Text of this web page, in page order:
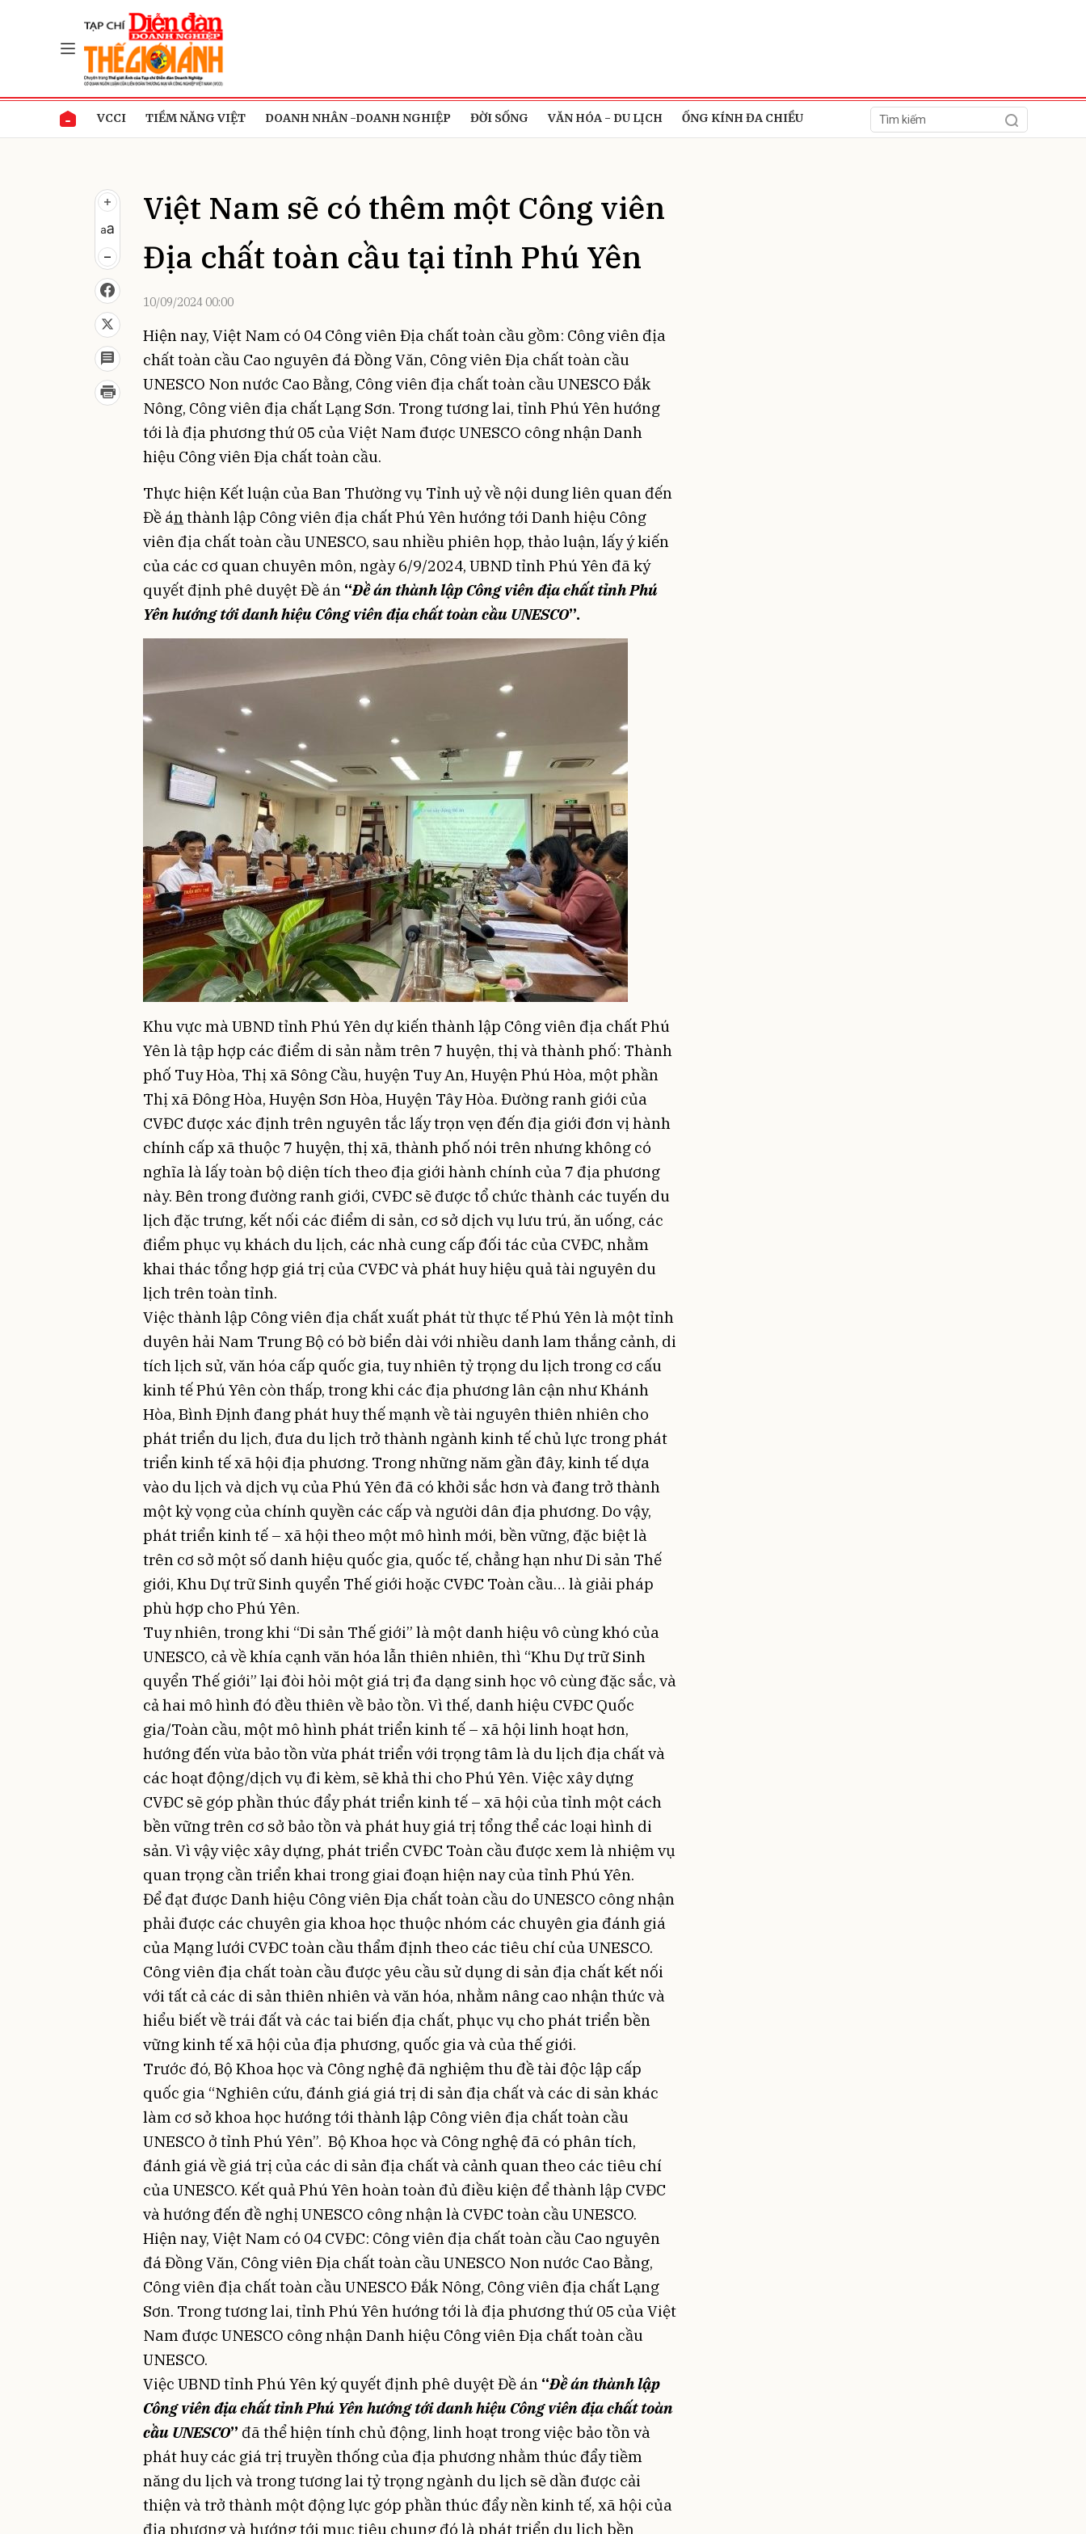
VCCI TIỀM NĂNG VIỆT DOANH NHÂN -DOANH NGHIỆP ĐỜI SỐNG VĂN HÓA - DU LỊCH ỐNG KÍNH ĐA CHIỀU
Việt Nam sẽ có thêm một Công viên
Địa chất toàn cầu tại tỉnh Phú Yên
10/09/2024 00:00
Hiện nay, Việt Nam có 04 Công viên Địa chất toàn cầu gồm: Công viên địa
chất toàn cầu Cao nguyên đá Đồng Văn, Công viên Địa chất toàn cầu
UNESCO Non nước Cao Bằng, Công viên địa chất toàn cầu UNESCO Đắk
Nông, Công viên địa chất Lạng Sơn. Trong tương lai, tỉnh Phú Yên hướng
tới là địa phương thứ 05 của Việt Nam được UNESCO công nhận Danh
hiệu Công viên Địa chất toàn cầu.
Thực hiện Kết luận của Ban Thường vụ Tỉnh uỷ về nội dung liên quan đến
Đề ánthành lập Công viên địa chất Phú Yên hướng tới Danh hiệu Công
viên địa chất toàn cầu UNESCO, sau nhiều phiên họp, thảo luận, lấy ý kiến
của các cơ quan chuyên môn, ngày 6/9/2024, UBND tỉnh Phú Yên đã ký
quyết định phê duyệt Đề án “Đề án thành lập Công viên địa chất tỉnh Phú
Yên hướng tới danh hiệu Công viên địa chất toàn cầu UNESCO”.
Khu vực mà UBND tỉnh Phú Yên dự kiến thành lập Công viên địa chất Phú
Yên là tập hợp các điểm di sản nằm trên 7 huyện, thị và thành phố: Thành
phố Tuy Hòa, Thị xã Sông Cầu, huyện Tuy An, Huyện Phú Hòa, một phần
Thị xã Đông Hòa, Huyện Sơn Hòa, Huyện Tây Hòa. Đường ranh giới của
CVĐC được xác định trên nguyên tắc lấy trọn vẹn đến địa giới đơn vị hành
chính cấp xã thuộc 7 huyện, thị xã, thành phố nói trên nhưng không có
nghĩa là lấy toàn bộ diện tích theo địa giới hành chính của 7 địa phương
này. Bên trong đường ranh giới, CVĐC sẽ được tổ chức thành các tuyến du
lịch đặc trưng, kết nối các điểm di sản, cơ sở dịch vụ lưu trú, ăn uống, các
điểm phục vụ khách du lịch, các nhà cung cấp đối tác của CVĐC, nhằm
khai thác tổng hợp giá trị của CVĐC và phát huy hiệu quả tài nguyên du
lịch trên toàn tỉnh.
Việc thành lập Công viên địa chất xuất phát từ thực tế Phú Yên là một tỉnh
duyên hải Nam Trung Bộ có bờ biển dài với nhiều danh lam thắng cảnh, di
tích lịch sử, văn hóa cấp quốc gia, tuy nhiên tỷ trọng du lịch trong cơ cấu
kinh tế Phú Yên còn thấp, trong khi các địa phương lân cận như Khánh
Hòa, Bình Định đang phát huy thế mạnh về tài nguyên thiên nhiên cho
phát triển du lịch, đưa du lịch trở thành ngành kinh tế chủ lực trong phát
triển kinh tế xã hội địa phương. Trong những năm gần đây, kinh tế dựa
vào du lịch và dịch vụ của Phú Yên đã có khởi sắc hơn và đang trở thành
một kỳ vọng của chính quyền các cấp và người dân địa phương. Do vậy,
phát triển kinh tế – xã hội theo một mô hình mới, bền vững, đặc biệt là
trên cơ sở một số danh hiệu quốc gia, quốc tế, chẳng hạn như Di sản Thế
giới, Khu Dự trữ Sinh quyển Thế giới hoặc CVĐC Toàn cầu… là giải pháp
phù hợp cho Phú Yên.
Tuy nhiên, trong khi “Di sản Thế giới” là một danh hiệu vô cùng khó của
UNESCO, cả về khía cạnh văn hóa lẫn thiên nhiên, thì “Khu Dự trữ Sinh
quyển Thế giới” lại đòi hỏi một giá trị đa dạng sinh học vô cùng đặc sắc, và
cả hai mô hình đó đều thiên về bảo tồn. Vì thế, danh hiệu CVĐC Quốc
gia/Toàn cầu, một mô hình phát triển kinh tế – xã hội linh hoạt hơn,
hướng đến vừa bảo tồn vừa phát triển với trọng tâm là du lịch địa chất và
các hoạt động/dịch vụ đi kèm, sẽ khả thi cho Phú Yên. Việc xây dựng
CVĐC sẽ góp phần thúc đẩy phát triển kinh tế – xã hội của tỉnh một cách
bền vững trên cơ sở bảo tồn và phát huy giá trị tổng thể các loại hình di
sản. Vì vậy việc xây dựng, phát triển CVĐC Toàn cầu được xem là nhiệm vụ
quan trọng cần triển khai trong giai đoạn hiện nay của tỉnh Phú Yên.
Để đạt được Danh hiệu Công viên Địa chất toàn cầu do UNESCO công nhận
phải được các chuyên gia khoa học thuộc nhóm các chuyên gia đánh giá
của Mạng lưới CVĐC toàn cầu thẩm định theo các tiêu chí của UNESCO.
Công viên địa chất toàn cầu được yêu cầu sử dụng di sản địa chất kết nối
với tất cả các di sản thiên nhiên và văn hóa, nhằm nâng cao nhận thức và
hiểu biết về trái đất và các tai biến địa chất, phục vụ cho phát triển bền
vững kinh tế xã hội của địa phương, quốc gia và của thế giới.
Trước đó, Bộ Khoa học và Công nghệ đã nghiệm thu đề tài độc lập cấp
quốc gia “Nghiên cứu, đánh giá giá trị di sản địa chất và các di sản khác
làm cơ sở khoa học hướng tới thành lập Công viên địa chất toàn cầu
UNESCO ở tỉnh Phú Yên”. Bộ Khoa học và Công nghệ đã có phân tích,
đánh giá về giá trị của các di sản địa chất và cảnh quan theo các tiêu chí
của UNESCO. Kết quả Phú Yên hoàn toàn đủ điều kiện để thành lập CVĐC
và hướng đến đề nghị UNESCO công nhận là CVĐC toàn cầu UNESCO.
Hiện nay, Việt Nam có 04 CVĐC: Công viên địa chất toàn cầu Cao nguyên
đá Đồng Văn, Công viên Địa chất toàn cầu UNESCO Non nước Cao Bằng,
Công viên địa chất toàn cầu UNESCO Đắk Nông, Công viên địa chất Lạng
Sơn. Trong tương lai, tỉnh Phú Yên hướng tới là địa phương thứ 05 của Việt
Nam được UNESCO công nhận Danh hiệu Công viên Địa chất toàn cầu
UNESCO.
Việc UBND tỉnh Phú Yên ký quyết định phê duyệt Đề án “Đề án thành lập
Công viên địa chất tỉnh Phú Yên hướng tới danh hiệu Công viên địa chất toàn
cầu UNESCO” đã thể hiện tính chủ động, linh hoạt trong việc bảo tồn và
phát huy các giá trị truyền thống của địa phương nhằm thúc đẩy tiềm
năng du lịch và trong tương lai tỷ trọng ngành du lịch sẽ dần được cải
thiện và trở thành một động lực góp phần thúc đẩy nền kinh tế, xã hội của
địa phương và hướng tới mục tiêu chung đó là phát triển du lịch bền
Hủy